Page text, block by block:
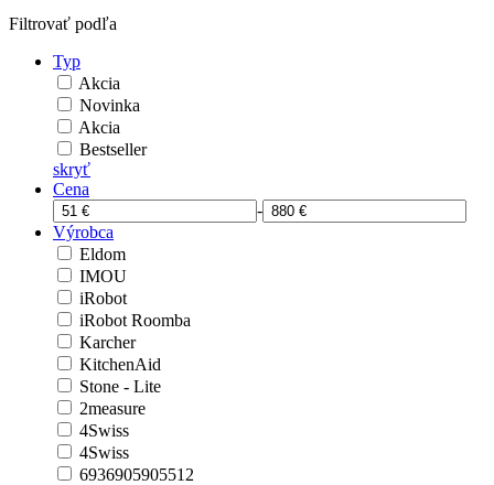
Filtrovať podľa
Typ
Akcia
Novinka
Akcia
Bestseller
skryť
Cena
-
Výrobca
Eldom
IMOU
iRobot
iRobot Roomba
Karcher
KitchenAid
Stone - Lite
2measure
4Swiss
4Swiss
6936905905512